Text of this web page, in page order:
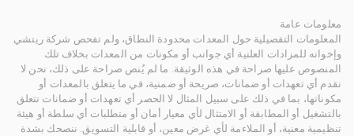
معلومات عامة
المعلومات التفصيلية حول المعدات محدودة النطاق، ولم تفحص شركة ريتشي
وإخوانه للمزادات العلنية أي جوانب أو مكونات من المعدات بخلاف تلك
المنصوص عليها صراحة في هذه الوثيقة. ما لم يُنص صراحة على ذلك، نحن لا
نقدم أي تعهدات أو ضمانات، صريحة أو ضمنية، في ما يتعلق بالمعدات أو
مكوناتها، بما في ذلك على سبيل المثال لا الحصر أي تعهدات أو ضمانات تتعلق
بالتشغيل أو المطابقة أو الامتثال لأي معيار أمان أو متطلبات أي سلطة أو هيئة
تنظيمية معنية، أو الملاءمة لأي غرض معين، أو قابلية التسويق. ننصحك بشدة